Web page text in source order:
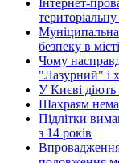
територіальну
Муніципальна
безпеку в
Чому
"Лазурний" і
У Києві
Шахраям
Підлітки
з 14 років